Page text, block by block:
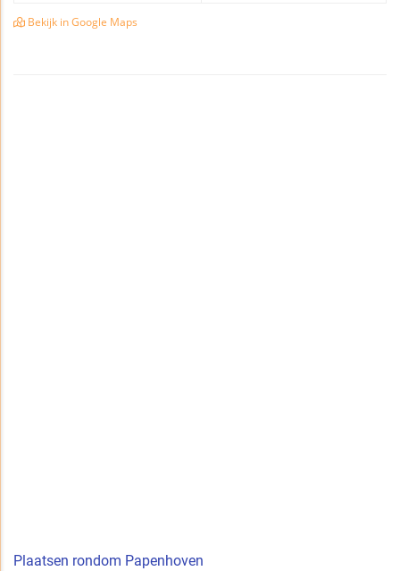
Bekijk in Google Maps
Plaatsen rondom Papenhoven